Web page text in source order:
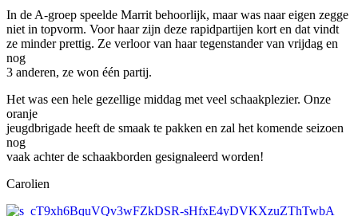
In de A-groep speelde Marrit behoorlijk, maar was naar eigen zegge
niet in topvorm. Voor haar zijn deze rapidpartijen kort en dat vindt
ze minder prettig. Ze verloor van haar tegenstander van vrijdag en
nog
3 anderen, ze won één partij.
Het was een hele gezellige middag met veel schaakplezier. Onze
oranje
jeugdbrigade heeft de smaak te pakken en zal het komende seizoen
nog
vaak achter de schaakborden gesignaleerd worden!
Carolien